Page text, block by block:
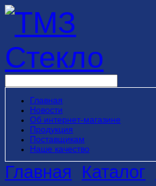
Главная
Новости
Об интернет-магазине
Продукция
Поставщикам
Наше качество
Главная Каталог